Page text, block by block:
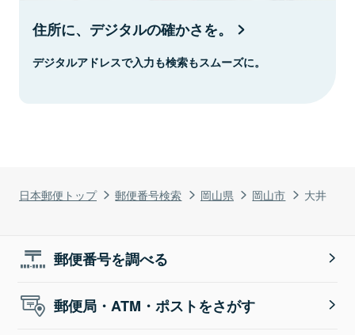
日本郵便トップ 郵便番号検索 岡山県 岡山市 大井
住所に、デジタルの確かさを。
デジタルアドレスで入力も検索もスムーズに。
郵便番号を調べる
郵便局・ATM・ポストをさがす